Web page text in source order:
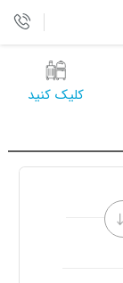
کلیک کنید